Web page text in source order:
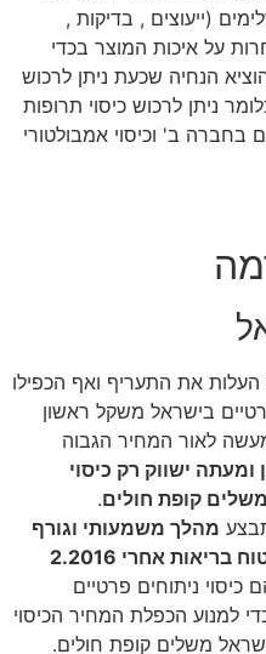
(ייעוצים , בדיקות ,
על איכות המוצר בכדי
הנחיה שכעת ניתן לרכוש
ניתן לרכוש כיסוי תרופות
בחברה ב' וכיסוי אמבולטורי
העלות את התעריף ואף הכפילו
בישראל משקל ראשון
לאור המחיר הגבוה
ומעתה ישווק רק כיסוי
קופת חולים.
מהלך משמעותי וגורף
אחרי 2.2016
ניתוחים פרטיים
למנוע הכפלת המחיר הכיסוי
משלים קופת חולים.